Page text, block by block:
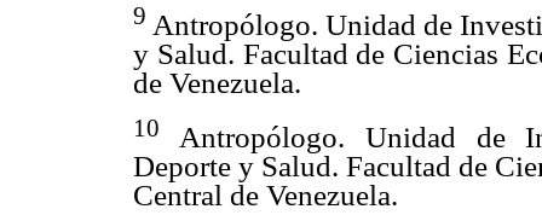
9 Antropólogo. Unidad de
y Salud. Facultad de Ciencias
de Venezuela.
10
Antropólogo. Unidad de
Deporte y Salud. Facultad de
Central de Venezuela.